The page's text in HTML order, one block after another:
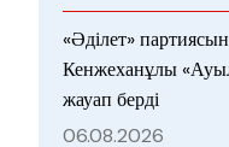
«Әділет»
Кенжеханұлы
жауап берді
06.08.2026